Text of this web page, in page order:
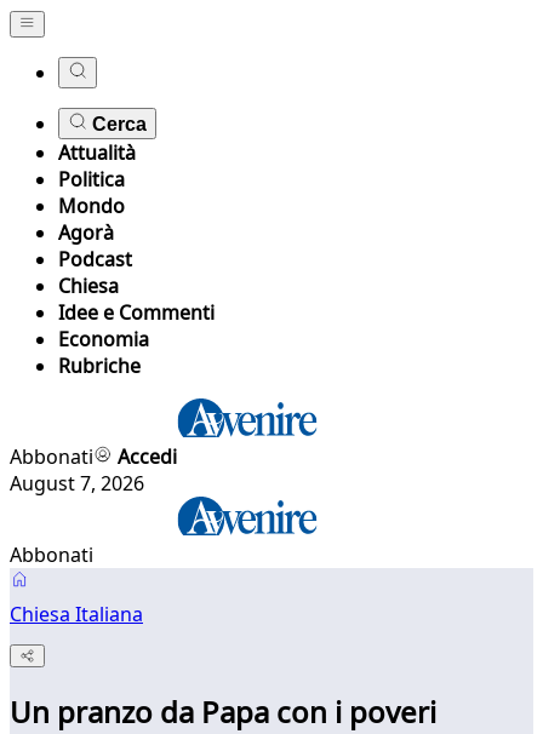
Cerca
Attualità
Politica
Mondo
Agorà
Podcast
Chiesa
Idee e Commenti
Economia
Rubriche
Abbonati
Accedi
August 7, 2026
Abbonati
Chiesa Italiana
Un pranzo da Papa con i poveri